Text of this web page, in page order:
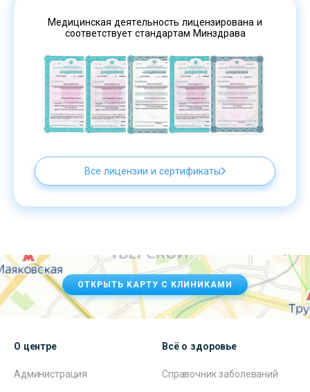
Медицинская деятельность лицензирована и
соответствует стандартам Минздрава
Все лицензии и сертификаты
ОТКРЫТЬ КАРТУ С КЛИНИКАМИ
О центре
Администрация
Всё о здоровье
Справочник заболеваний